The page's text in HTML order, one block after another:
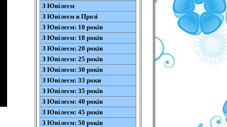
З Ювілеєм
З Ювілеєм в Прозі
З Ювілеєм: 10 років
З Ювілеєм: 18 років
З Ювілеєм: 20 років
З Ювілеєм: 25 років
З Ювілеєм: 30 років
З Ювілеєм: 33 роки
З Ювілеєм: 35 років
З Ювілеєм: 40 років
З Ювілеєм: 45 років
З Ювілеєм: 50 років